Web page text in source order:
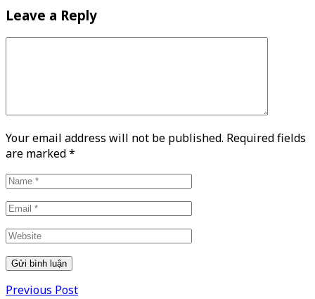
Leave a Reply
Your email address will not be published. Required fields
are marked*
Previous Post